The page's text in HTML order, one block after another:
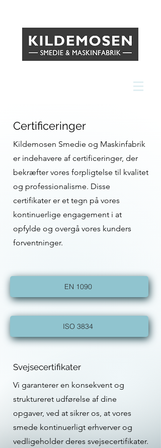
Certificeringer
Kildemosen Smedie og Maskinfabrik
er indehavere af certificeringer, der
bekræfter vores forpligtelse til kvalitet
og professionalisme. Disse
certifikater er et tegn på vores
kontinuerlige engagement i at
opfylde og overgå vores kunders
forventninger.
EN 1090
ISO 3834
Svejsecertifikater
Vi garanterer en konsekvent og
struktureret udførelse af dine
opgaver, ved at sikrer os, at vores
smede kontinuerligt erhverver og
vedligeholder deres svejsecertifikater.